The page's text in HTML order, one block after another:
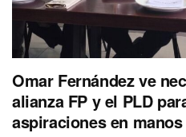
Omar Fernández ve
alianza FP y el PLD
aspiraciones en